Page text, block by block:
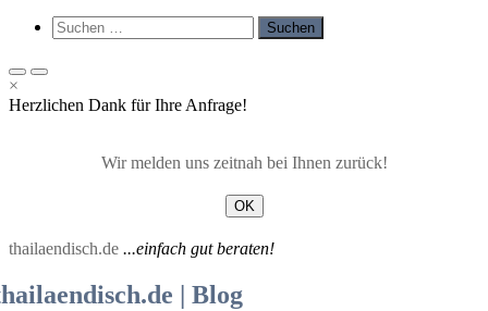
Such-
Formular
Suchen
nach:
Primäres
Menü
für
Primäres
Menü
für
×
Herzlichen Dank für Ihre Anfrage!
Wir melden uns zeitnah bei Ihnen zurück!
OK
thailaendisch.de ...einfach gut beraten!
| Blog